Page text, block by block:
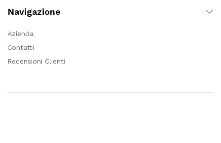
Navigazione
Azienda
Contatti
Recensioni Clienti